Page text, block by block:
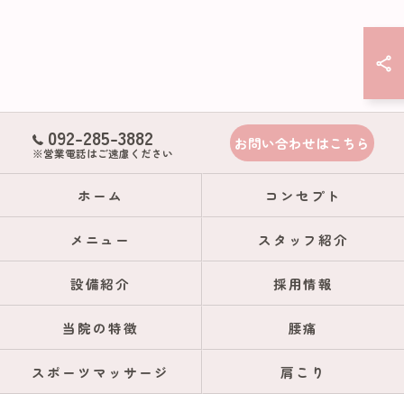
092-285-3882
※営業電話はご遠慮ください
お問い合わせはこちら
ホーム コンセプト
メニュー スタッフ紹介
設備紹介 採用情報
当院の特徴 腰痛
スポーツマッサージ 肩こり